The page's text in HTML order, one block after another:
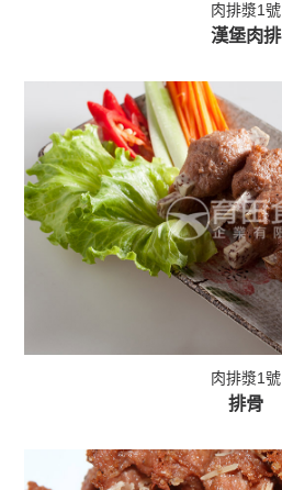
肉排漿1號
漢堡肉排
肉排漿1號
排骨